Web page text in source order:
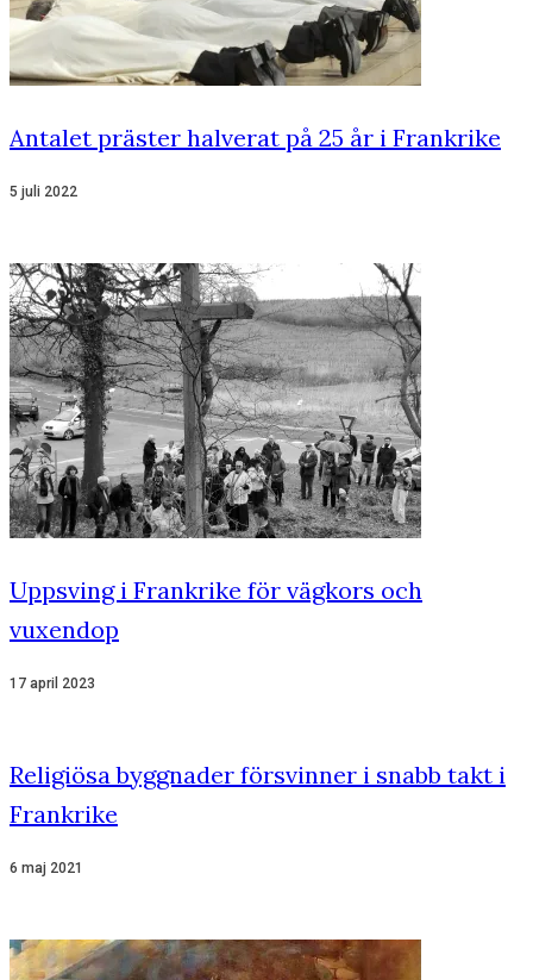
Antalet präster halverat på 25 år i Frankrike
5 juli 2022
Uppsving i Frankrike för vägkors och
vuxendop
17 april 2023
Religiösa byggnader försvinner i snabb takt i
Frankrike
6 maj 2021